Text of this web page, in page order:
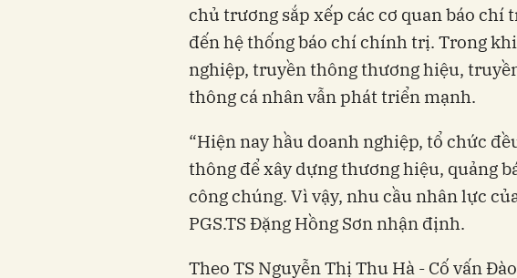
chủ trương sắp xếp các cơ quan báo chí
đến hệ thống báo chí chính trị. Trong
nghiệp, truyền thông thương hiệu,
thông cá nhân vẫn phát triển mạnh.
“Hiện nay hầu doanh nghiệp, tổ chức
thông để xây dựng thương hiệu, quảng
công chúng. Vì vậy, nhu cầu nhân lực
PGS.TS Đặng Hồng Sơn nhận định.
Theo TS Nguyễn Thị Thu Hà - Cố vấn